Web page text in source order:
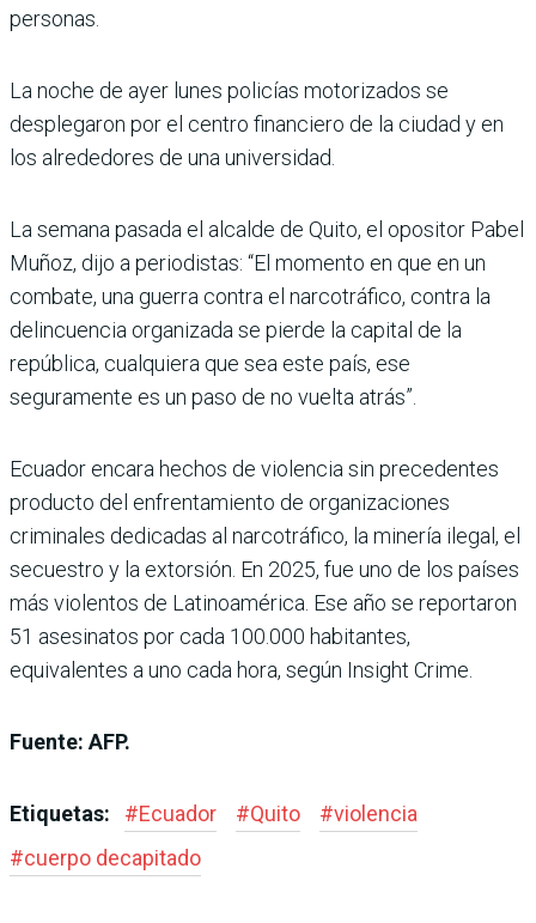
personas.
La noche de ayer lunes policías motorizados se
desplegaron por el centro financiero de la ciudad y en
los alrededores de una universidad.
La semana pasada el alcalde de Quito, el opositor Pabel
Muñoz, dijo a periodistas: “El momento en que en un
combate, una guerra contra el narcotráfico, contra la
delincuencia organizada se pierde la capital de la
república, cualquiera que sea este país, ese
seguramente es un paso de no vuelta atrás”.
Ecuador encara hechos de violencia sin precedentes
producto del enfrentamiento de organizaciones
criminales dedicadas al narcotráfico, la minería ilegal, el
secuestro y la extorsión. En 2025, fue uno de los países
más violentos de Latinoamérica. Ese año se reportaron
51 asesinatos por cada 100.000 habitantes,
equivalentes a uno cada hora, según Insight Crime.
Fuente: AFP.
Etiquetas: #Ecuador #Quito #violencia
#cuerpo decapitado